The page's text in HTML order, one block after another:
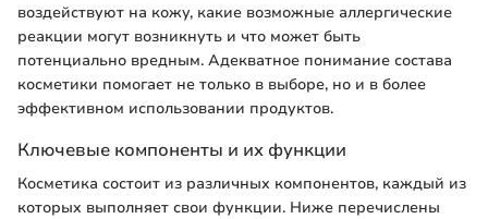
воздействуют на кожу, какие возможные аллергические
реакции могут возникнуть и что может быть
потенциально вредным. Адекватное понимание состава
косметики помогает не только в выборе, но и в более
эффективном использовании продуктов.
Ключевые компоненты и их функции
Косметика состоит из различных компонентов, каждый из
которых выполняет свои функции. Ниже перечислены